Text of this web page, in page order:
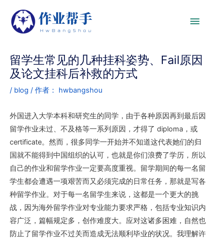
留学生常见的几种挂科姿势、Fail原因
及论文挂科后补救的方式
/ blog / 作者： hwbangshou
外国进入大学本科和研究生的同学，由于各种原因再到最后因
留学作业未过、不及格等一系列原因，才得了 diploma，或
certificate。然而，很多同学一开始并不知道这代表她们的归
国就不能得到中国组织的认可，也就是你们浪费了学历，所以
自己的作业和留学作业一定要高度重视。 留学期间的每一名留
学生都会遭遇一项艰苦而又必须完成的日常任务，那就是写各
种留学作业。对于每一名留学生来说，这都是一个更大的挑
战，因为海外留学作业对专业能力要求严格，包括专业知识内
容广泛，篇幅规定多，创作难度大。应对这诸多困难，自然也
防止了留学作业不过关而造成无法顺利毕业的状况。我理解许